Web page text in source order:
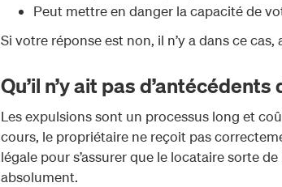
Peut mettre en danger la capacité de
Si votre réponse est non, il n’y a dans ce cas,
Qu’il n’y ait pas d’antécédents
Les expulsions sont un processus long et
cours, le propriétaire ne reçoit pas
légale pour s’assurer que le locataire sorte
absolument.